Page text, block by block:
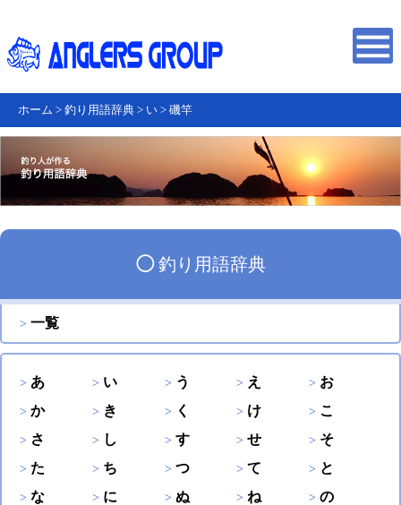
ホーム > 釣り用語辞典 > い > 磯竿
◯釣り用語辞典
一覧
あ い う え
お
か
き く け
こ
さ
し す せ
そ
た
ち つ て
と
な
に ぬ ね
の